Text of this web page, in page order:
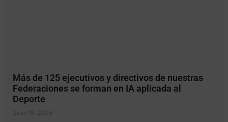
Más de 125 ejecutivos y directivos de nuestras
Federaciones se forman en IA aplicada al
Deporte